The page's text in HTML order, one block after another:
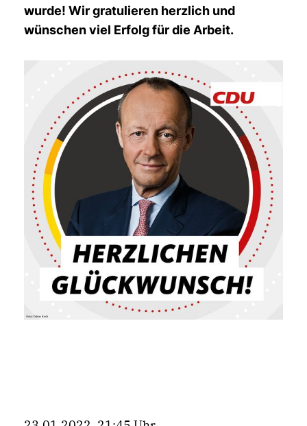
wurde! Wir gratulieren herzlich und
wünschen viel Erfolg für die Arbeit.